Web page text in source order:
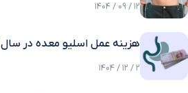
12 / 09 / 1404
هزینه عمل اسلیو معده در سال 1404 چقدر است؟
2 / 12 / 1404